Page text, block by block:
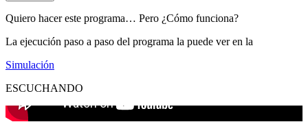
Quiero hacer este programa… Pero ¿Cómo funciona?
La ejecución paso a paso del programa la puede ver en la
Simulación
ESCUCHANDO